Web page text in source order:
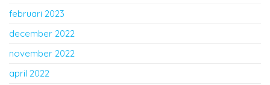
februari 2023
december 2022
november 2022
april 2022